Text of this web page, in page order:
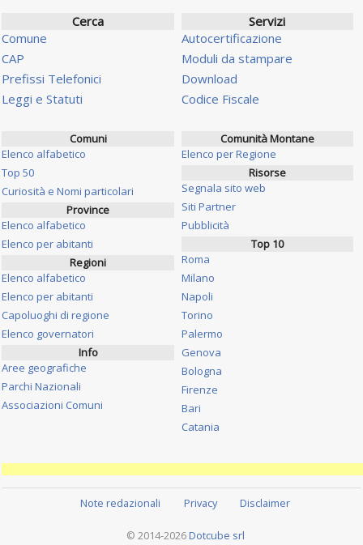
Cerca
Comune
CAP
Prefissi Telefonici
Leggi e Statuti
Servizi
Autocertificazione
Moduli da stampare
Download
Codice Fiscale
Comuni
Elenco alfabetico
Top 50
Curiosità e Nomi particolari
Province
Elenco alfabetico
Elenco per abitanti
Regioni
Elenco alfabetico
Elenco per abitanti
Capoluoghi di regione
Elenco governatori
Info
Aree geografiche
Parchi Nazionali
Associazioni Comuni
Comunità Montane
Elenco per Regione
Risorse
Segnala sito web
Siti Partner
Pubblicità
Top 10
Roma
Milano
Napoli
Torino
Palermo
Genova
Bologna
Firenze
Bari
Catania
Note redazionali Privacy Disclaimer
© 2014-2026 Dotcube srl